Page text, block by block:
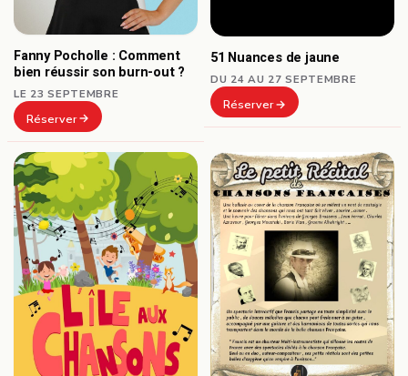
Fanny Pocholle : Comment
bien réussir son burn-out ?
LE 23 SEPTEMBRE
Réserver
51 Nuances de jaune
DU 24 AU 27 SEPTEMBRE
Réserver